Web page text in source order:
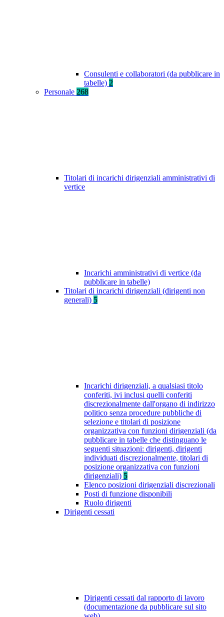
Consulenti e collaboratori (da pubblicare in
tabelle) 2
Personale 268
Titolari di incarichi dirigenziali amministrativi di
vertice
Incarichi amministrativi di vertice (da
pubblicare in tabelle)
Titolari di incarichi dirigenziali (dirigenti non
generali) 5
Incarichi dirigenziali, a qualsiasi titolo
conferiti, ivi inclusi quelli conferiti
discrezionalmente dall'organo di indirizzo
politico senza procedure pubbliche di
selezione e titolari di posizione
organizzativa con funzioni dirigenziali (da
pubblicare in tabelle che distinguano le
seguenti situazioni: dirigenti, dirigenti
individuati discrezionalmente, titolari di
posizione organizzativa con funzioni
dirigenziali) 5
Elenco posizioni dirigenziali discrezionali
Posti di funzione disponibili
Ruolo dirigenti
Dirigenti cessati
Dirigenti cessati dal rapporto di lavoro
(documentazione da pubblicare sul sito